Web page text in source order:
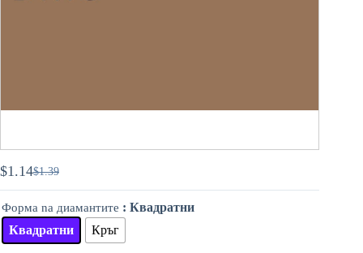
$1.39
Original
price
was:
$1.39.
$1.14Текущата
цена
е:
$1.14.
Форма na диамантите : Квадратни
Квадратни
Кръг